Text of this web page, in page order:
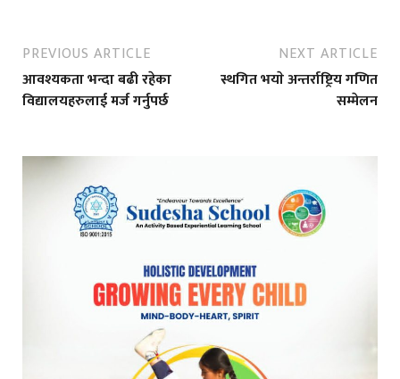
PREVIOUS ARTICLE
आवश्यकता भन्दा बढी रहेका
विद्यालयहरुलाई मर्ज गर्नुपर्छ
NEXT ARTICLE
स्थगित भयाे अन्तर्राष्ट्रिय गणित
सम्मेलन